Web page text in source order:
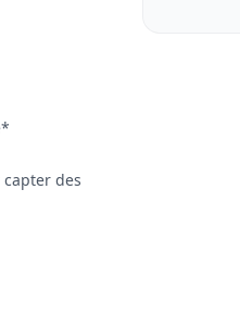
des